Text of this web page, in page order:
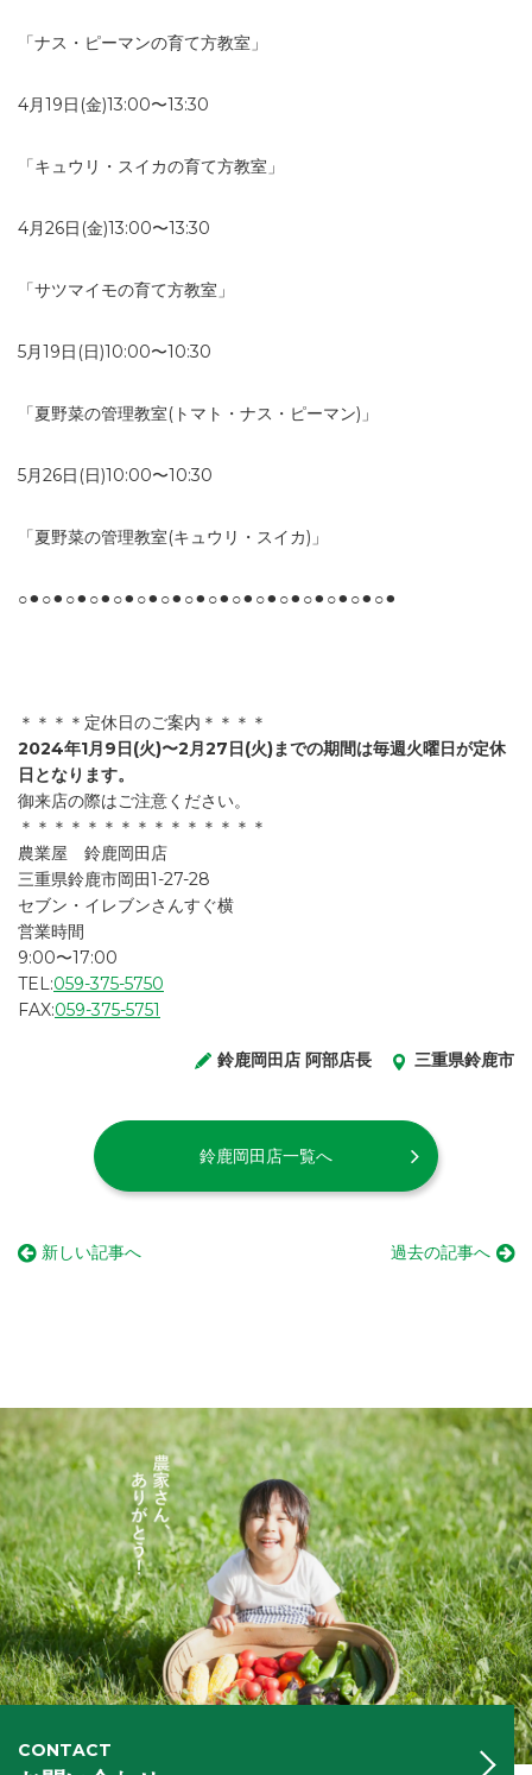
「ナス・ピーマンの育て方教室」
4月19日(金)13:00〜13:30
「キュウリ・スイカの育て方教室」
4月26日(金)13:00〜13:30
「サツマイモの育て方教室」
5月19日(日)10:00〜10:30
「夏野菜の管理教室(トマト・ナス・ピーマン)」
5月26日(日)10:00〜10:30
「夏野菜の管理教室(キュウリ・スイカ)」
○⚫︎○⚫︎○⚫︎○⚫︎○⚫︎○⚫︎○⚫︎○⚫︎○⚫︎○⚫︎○⚫︎○⚫︎○⚫︎○⚫︎○⚫︎○⚫︎
＊＊＊＊定休日のご案内＊＊＊＊
2024年1月9日(火)〜2月27日(火)までの期間は毎週火曜日が定休
日となります。
御来店の際はご注意ください。
＊＊＊＊＊＊＊＊＊＊＊＊＊＊＊
農業屋 鈴鹿岡田店
三重県鈴鹿市岡田1-27-28
セブン・イレブンさんすぐ横
営業時間
9:00〜17:00
TEL:059-375-5750
FAX:059-375-5751
鈴鹿岡田店 阿部店長 三重県鈴鹿市
鈴鹿岡田店一覧へ
新しい記事へ 過去の記事へ
CONTACT